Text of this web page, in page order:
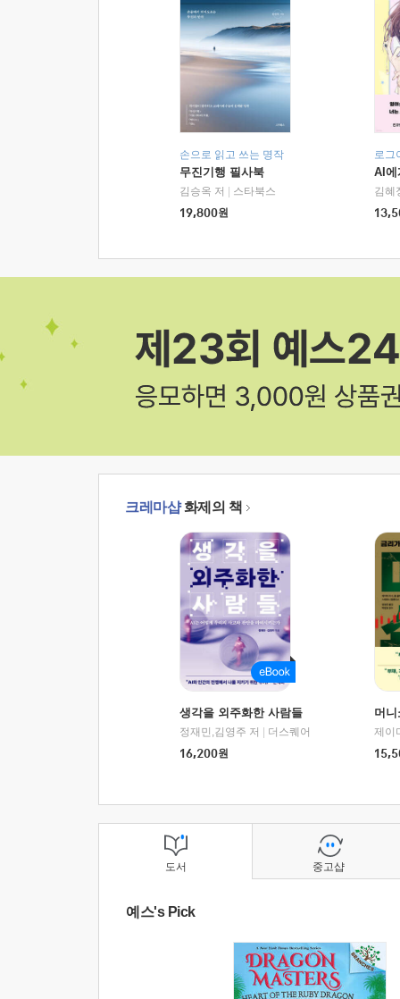
손으로 읽고 쓰는 명작
무진기행 필사북
김승옥 저
스타북스
19,800원
로그
AI에
김혜
크레마샵화제의 책
생각을 외주화한 사람들
정재민,김영주 저
더스퀘어
16,200원
머
도서
예스's Pick
중고샵